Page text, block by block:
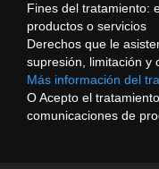
Fines del tratamiento:
productos o servicios
Derechos que le
supresión, limitación y
Más información del
O Acepto el
comunicaciones de